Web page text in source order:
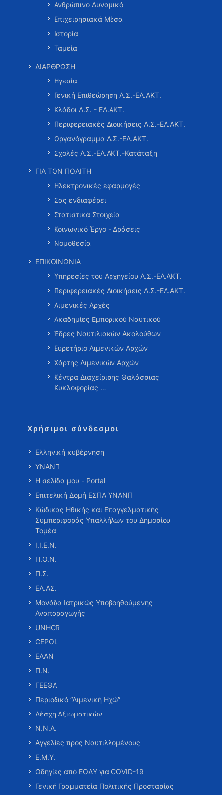
Ανθρώπινο Δυναμικό
Επιχειρησιακά Μέσα
Ιστορία
Ταμεία
ΔΙΑΡΘΡΩΣΗ
Ηγεσία
Γενική Επιθεώρηση Λ.Σ.-ΕΛ.ΑΚΤ.
Κλάδοι Λ.Σ. - ΕΛ.ΑΚΤ.
Περιφερειακές Διοικήσεις Λ.Σ.-ΕΛ.ΑΚΤ.
Οργανόγραμμα Λ.Σ.-ΕΛ.ΑΚΤ.
Σχολές Λ.Σ.-ΕΛ.ΑΚΤ.-Κατάταξη
ΓΙΑ ΤΟΝ ΠΟΛΙΤΗ
Ηλεκτρονικές εφαρμογές
Σας ενδιαφέρει
Στατιστικά Στοιχεία
Κοινωνικό Έργο - Δράσεις
Νομοθεσία
ΕΠΙΚΟΙΝΩΝΙΑ
Υπηρεσίες του Αρχηγείου Λ.Σ.-ΕΛ.ΑΚΤ.
Περιφερειακές Διοικήσεις Λ.Σ.-ΕΛ.ΑΚΤ.
Λιμενικές Αρχές
Ακαδημίες Εμπορικού Ναυτικού
Έδρες Ναυτιλιακών Ακολούθων
Ευρετήριο Λιμενικών Αρχών
Χάρτης Λιμενικών Αρχών
Κέντρα Διαχείρισης Θαλάσσιας
Κυκλοφορίας …
Χρήσιμοι σύνδεσμοι
Ελληνική κυβέρνηση
ΥΝΑΝΠ
Η σελίδα μου - Portal
Επιτελική Δομή ΕΣΠΑ ΥΝΑΝΠ
Κώδικας Ηθικής και Επαγγελματικής
Συμπεριφοράς Υπαλλήλων του Δημοσίου
Τομέα
Ι.Ι.Ε.Ν.
Π.Ο.Ν.
Π.Σ.
ΕΛ.ΑΣ.
Μονάδα Ιατρικώς Υποβοηθούμενης
Αναπαραγωγής
UNHCR
CEPOL
ΕΑΑΝ
Π.Ν.
ΓΕΕΘΑ
Περιοδικό “Λιμενική Ηχώ”
Λέσχη Αξιωματικών
Ν.Ν.Α.
Αγγελίες προς Ναυτιλλομένους
Ε.Μ.Υ.
Οδηγίες από ΕΟΔΥ για COVID-19
Γενική Γραμματεία Πολιτικής Προστασίας